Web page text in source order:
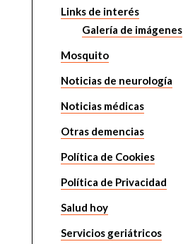
Links de interés
Galería de imágenes
Mosquito
Noticias de neurología
Noticias médicas
Otras demencias
Política de Cookies
Política de Privacidad
Salud hoy
Servicios geriátricos